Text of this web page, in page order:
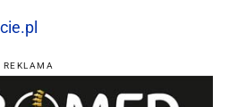
REKLAMA